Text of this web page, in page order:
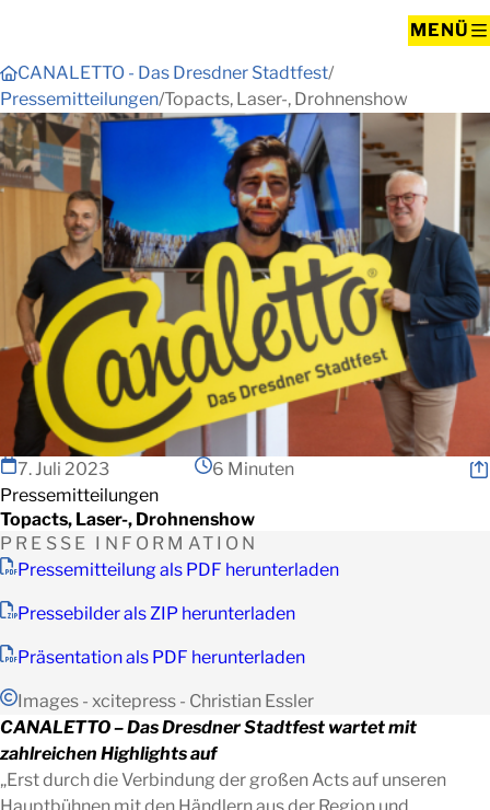
MENÜ
CANALETTO - Das Dresdner Stadtfest
Pressemitteilungen Topacts, Laser-, Drohnenshow
7. Juli 2023
6 Minuten
Pressemitteilungen
Topacts, Laser-, Drohnenshow
PRESSE INFORMATION
Pressemitteilung als PDF herunterladen
Pressebilder als ZIP herunterladen
Präsentation als PDF herunterladen
Images - xcitepress - Christian Essler
CANALETTO – Das Dresdner Stadtfest wartet mit
zahlreichen Highlights auf
„Erst durch die Verbindung der großen Acts auf unseren